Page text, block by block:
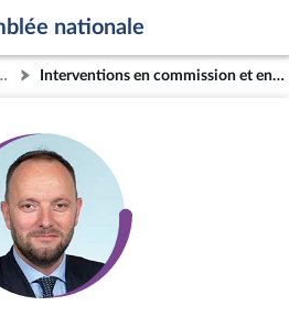
nationale
circonscription) Interventions en commission et en séance (archives)